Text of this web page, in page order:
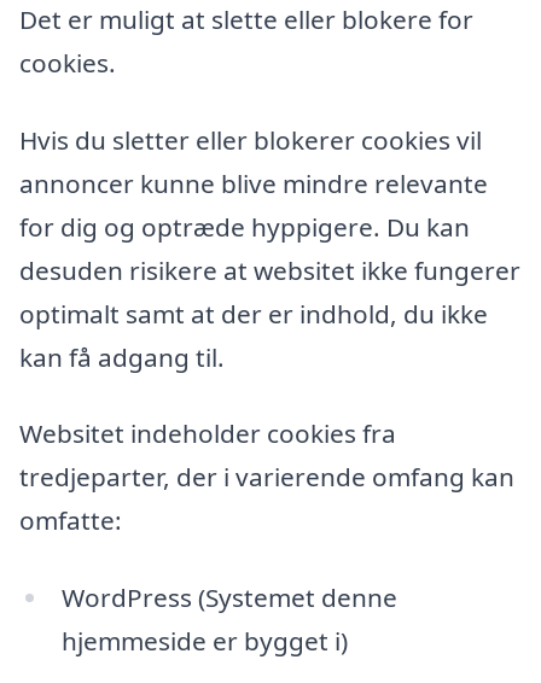
Det er muligt at slette eller blokere for
cookies.
Hvis du sletter eller blokerer cookies vil
annoncer kunne blive mindre relevante
for dig og optræde hyppigere. Du kan
desuden risikere at websitet ikke fungerer
optimalt samt at der er indhold, du ikke
kan få adgang til.
Websitet indeholder cookies fra
tredjeparter, der i varierende omfang kan
omfatte:
WordPress (Systemet denne
hjemmeside er bygget i)